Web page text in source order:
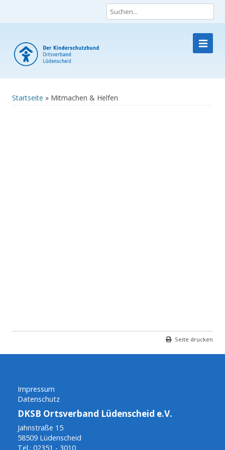
DKSB – Ortsverband Lüdenscheid e.V.
Skip
content
Startseite » Mitmachen & Helfen
Seite drucken
Impressum
Datenschutz
DKSB Ortsverband Lüdenscheid e.V.
Jahnstraße 15
58509 Lüdenscheid
Tel.: 02351 - 3010